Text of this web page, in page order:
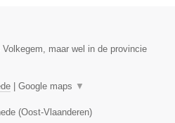
maar wel in de provincie
Google maps ▼
(Oost-Vlaanderen)